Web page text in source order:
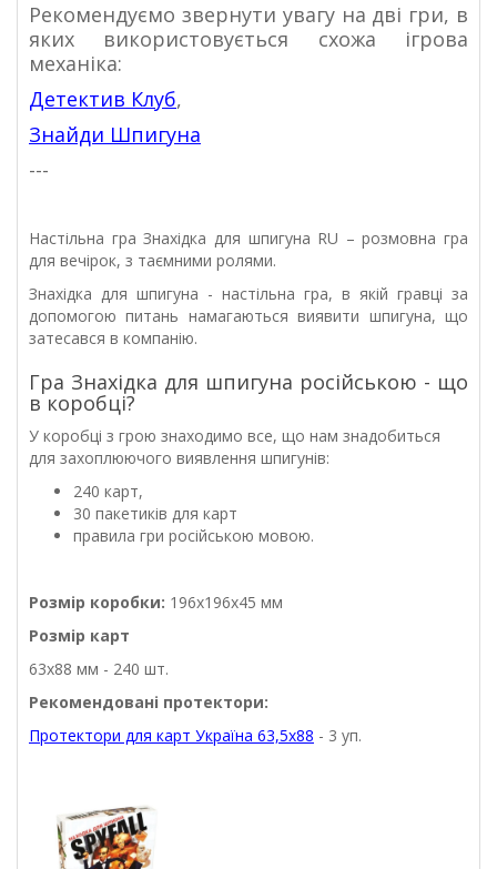
Рекомендуємо звернути увагу на дві гри, в
яких використовується схожа ігрова
механіка:
Детектив Клуб,
Знайди Шпигуна
---
Настільна гра Знахідка для шпигуна RU – розмовна гра
для вечірок, з таємними ролями.
Знахідка для шпигуна - настільна гра, в якій гравці за
допомогою питань намагаються виявити шпигуна, що
затесався в компанію.
Гра Знахідка для шпигуна російською - що
в коробці?
У коробці з грою знаходимо все, що нам знадобиться
для захоплюючого виявлення шпигунів:
240 карт,
30 пакетиків для карт
правила гри російською мовою.
Розмір коробки: 196х196х45 мм
Розмір карт
63х88 мм - 240 шт.
Рекомендовані протектори:
Протектори для карт Україна 63,5х88 - 3 уп.